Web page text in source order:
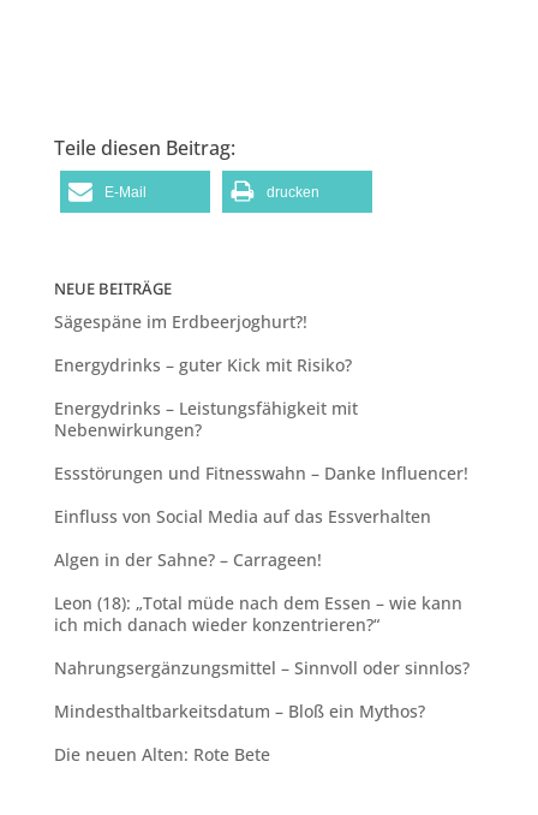
Teile diesen Beitrag:
E-Mail drucken
NEUE BEITRÄGE
Sägespäne im Erdbeerjoghurt?!
Energydrinks – guter Kick mit Risiko?
Energydrinks – Leistungsfähigkeit mit
Nebenwirkungen?
Essstörungen und Fitnesswahn – Danke Influencer!
Einfluss von Social Media auf das Essverhalten
Algen in der Sahne? – Carrageen!
Leon (18): „Total müde nach dem Essen – wie kann
ich mich danach wieder konzentrieren?“
Nahrungsergänzungsmittel – Sinnvoll oder sinnlos?
Mindesthaltbarkeitsdatum – Bloß ein Mythos?
Die neuen Alten: Rote Bete